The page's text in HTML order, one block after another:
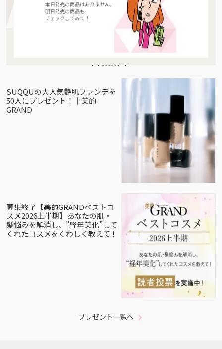
本日発売の商品はありません。
明日発売の商品も
チェックしてみて！
Present
SUQQUの大人気艶肌ファンデを
50人にプレゼント！｜美的
GRAND
募集終了【美的GRANDベストコ
スメ2026上半期】あなたの肌・
髪悩みを解消し、”経年美化”して
くれたコスメをくわしく教えて！
プレゼント一覧へ